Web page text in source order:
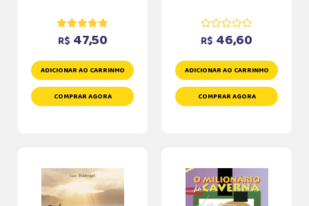
R$ 47,50
ADICIONAR AO CARRINHO
COMPRAR AGORA
R$ 46,60
ADICIONAR AO CARRINHO
COMPRAR AGORA